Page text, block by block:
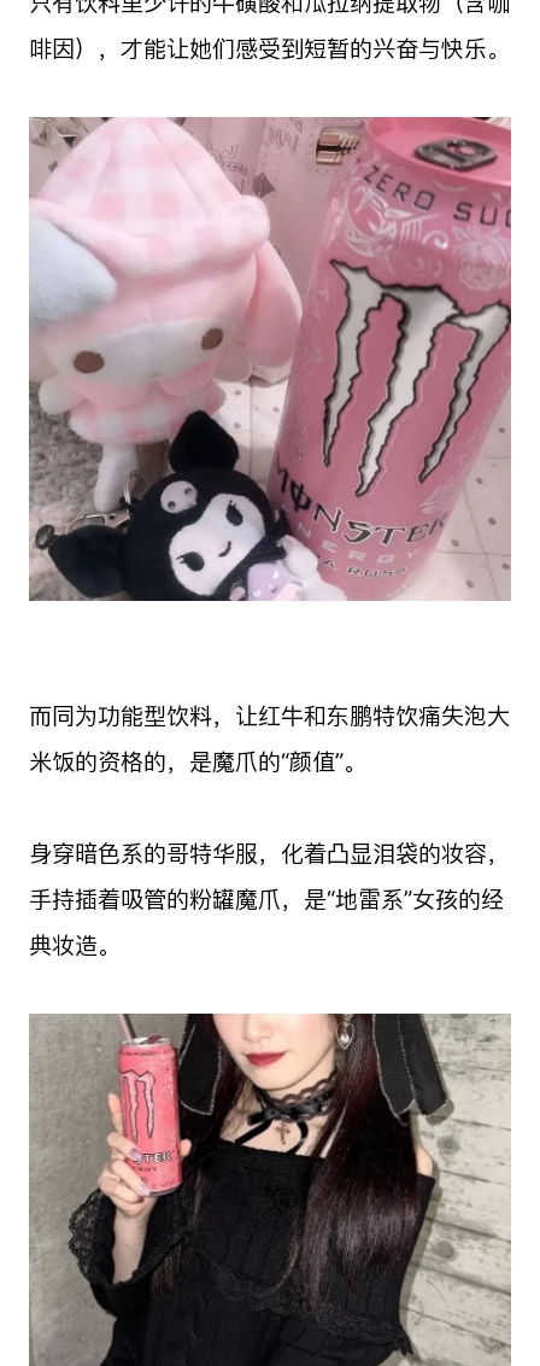
啡因），才能让她们感受到短暂的兴奋与快乐。
而同为功能型饮料，让红牛和东鹏特饮痛失泡大
米饭的资格的，是魔爪的“颜值”。
身穿暗色系的哥特华服，化着凸显泪袋的妆容，
手持插着吸管的粉罐魔爪，是“地雷系”女孩的经
典妆造。